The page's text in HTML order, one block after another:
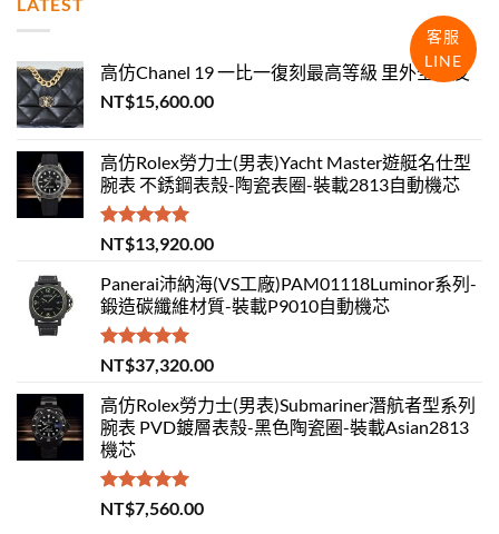
高仿Chanel 19 一比一復刻最高等級 里外全羊皮
NT$15,600.00
高仿Rolex勞力士(男表)Yacht Master遊艇名仕型
腕表 不銹鋼表殼-陶瓷表圈-裝載2813自動機芯
評分5.00
滿分 5
NT$13,920.00
Panerai沛納海(VS工廠)PAM01118Luminor系列-
鍛造碳纖維材質-裝載P9010自動機芯
評分5.00
滿分 5
NT$37,320.00
高仿Rolex勞力士(男表)Submariner潛航者型系列
腕表 PVD鍍層表殼-黑色陶瓷圈-裝載Asian2813
機芯
評分 5.00
滿分 5
NT$7,560.00
客服
LINE